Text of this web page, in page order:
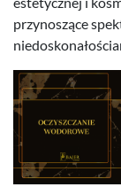
przynoszące